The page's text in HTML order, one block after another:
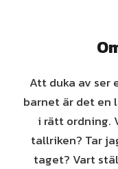
Att duka av ser
barnet är det en
i rätt ordning.
tallriken? Tar
taget? Vart